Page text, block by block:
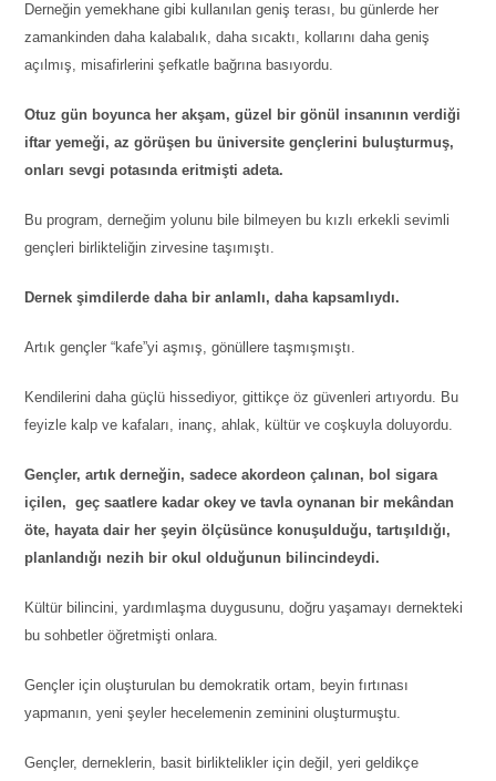
Derneğin yemekhane gibi kullanılan geniş terası, bu günlerde her
zamankinden daha kalabalık, daha sıcaktı, kollarını daha geniş
açılmış, misafirlerini şefkatle bağrına basıyordu.
Otuz gün boyunca her akşam, güzel bir gönül insanının verdiği
iftar yemeği, az görüşen bu üniversite gençlerini buluşturmuş,
onları sevgi potasında eritmişti adeta.
Bu program, derneğim yolunu bile bilmeyen bu kızlı erkekli sevimli
gençleri birlikteliğin zirvesine taşımıştı.
Dernek şimdilerde daha bir anlamlı, daha kapsamlıydı.
Artık gençler “kafe”yi aşmış, gönüllere taşmışmıştı.
Kendilerini daha güçlü hissediyor, gittikçe öz güvenleri artıyordu. Bu
feyizle kalp ve kafaları, inanç, ahlak, kültür ve coşkuyla doluyordu.
Gençler, artık derneğin, sadece akordeon çalınan, bol sigara
içilen, geç saatlere kadar okey ve tavla oynanan bir mekândan
öte, hayata dair her şeyin ölçüsünce konuşulduğu, tartışıldığı,
planlandığı nezih bir okul olduğunun bilincindeydi.
Kültür bilincini, yardımlaşma duygusunu, doğru yaşamayı dernekteki
bu sohbetler öğretmişti onlara.
Gençler için oluşturulan bu demokratik ortam, beyin fırtınası
yapmanın, yeni şeyler hecelemenin zeminini oluşturmuştu.
Gençler, derneklerin, basit birliktelikler için değil, yeri geldikçe